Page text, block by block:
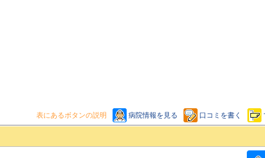
表にあるボタンの説明 病院情報を見る 口コミを書く